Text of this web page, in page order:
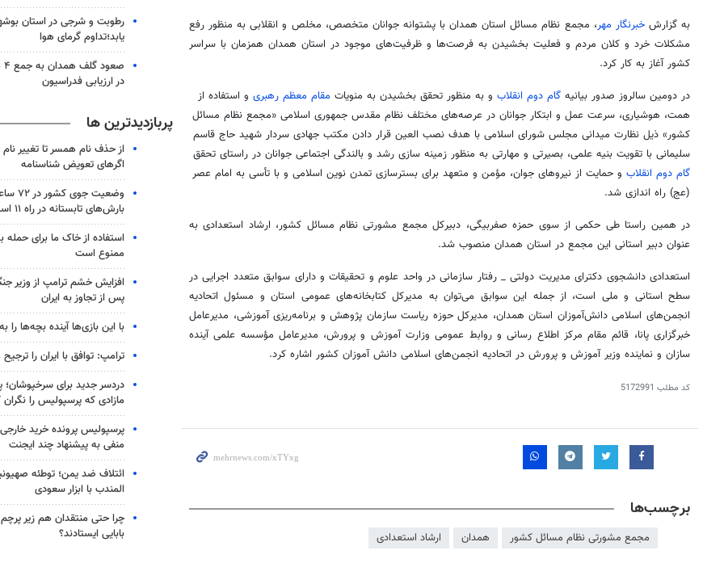
به گزارشخبرنگار مهر، مجمع نظام مسائل استان همدان با پشتوانه جوانان متخصص، مخلص و انقلابی به منظور رفع
مشکلات خرد و کلان مردم و فعلیت بخشیدن به فرصت‌ها و ظرفیت‌های موجود در استان همدان همزمان با سراسر
کشور آغاز به کار کرد.
در دومین سالروز صدور بیانیه گام دوم انقلاب و به منظور تحقق بخشیدن به منویات مقام معظم رهبری و استفاده از
همت، هوشیاری، سرعت عمل و ابتکار جوانان در عرصه‌های مختلف نظام مقدس جمهوری اسلامی «مجمع نظام مسائل
کشور» ذیل نظارت میدانی مجلس شورای اسلامی با هدف نصب العین قرار دادن مکتب جهادی سردار شهید حاج قاسم
سلیمانی با تقویت بنیه علمی، بصیرتی و مهارتی به منظور زمینه سازی رشد و بالندگی اجتماعی جوانان در راستای تحقق
گام دوم انقلاب و حمایت از نیروهای جوان، مؤمن و متعهد برای بسترسازی تمدن نوین اسلامی و با تأسی به امام عصر
(عج) راه اندازی شد.
در همین راستا طی حکمی از سوی حمزه صفربیگی، دبیرکل مجمع مشورتی نظام مسائل کشور، ارشاد استعدادی به
عنوان دبیر استانی این مجمع در استان همدان منصوب شد.
استعدادی دانشجوی دکترای مدیریت دولتی _ رفتار سازمانی در واحد علوم و تحقیقات و دارای سوابق متعدد اجرایی در
سطح استانی و ملی است، از جمله این سوابق می‌توان به مدیرکل کتابخانه‌های عمومی استان و مسئول اتحادیه
انجمن‌های اسلامی دانش‌آموزان استان همدان، مدیرکل حوزه ریاست سازمان پژوهش و برنامه‌ریزی آموزشی، مدیرعامل
خبرگزاریپانا، قائم مقام مرکز اطلاع رسانی و روابط عمومی وزارت آموزش و پرورش، مدیرعامل مؤسسه علمی آینده
سازان و نماینده وزیر آموزش و پرورش در اتحادیه انجمن‌های اسلامی دانش آموزان کشور اشاره کرد.
کد مطلب 5172991
برچسب‌ها
مجمع مشورتی نظام مسائل کشور همدان ارشاد استعدادی
رطوبت و شرجی در استان
یابد؛تداوم گرمای هوا
در ارزیابی فدراسیون
پربازدیدترین ها
از حذف نام همسر تا تغییر نام
اگرهای تعویض شناسنامه
وضعیت
بارش‌های تابستانه در راه ۱۱ استان
استفاده از خاک ما برای
ممنوع است
افزایش خشم ترامپ از وزیر
پس از تجاوز به ایران
با این بازی‌ها آینده بچه‌ها را
ترامپ: توافق با ایران را
دردسر جدید برای سرخپوشان؛
مازادی که پرسپولیس را نگران
پرسپولیس پرونده خرید
منفی به پیشنهاد چند ایجنت
ائتلاف ضد یمن؛ توطئه
المندب با ابزار سعودی
چرا حتی منتقدان هم زیر
بابایی ایستادند؟